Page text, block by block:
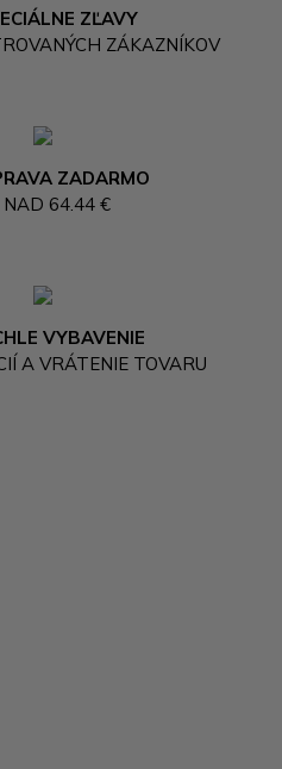
ZĽAVY
ZÁKAZNÍKOV
ZADARMO
NAD 64.44 €
VYBAVENIE
A VRÁTENIE TOVARU